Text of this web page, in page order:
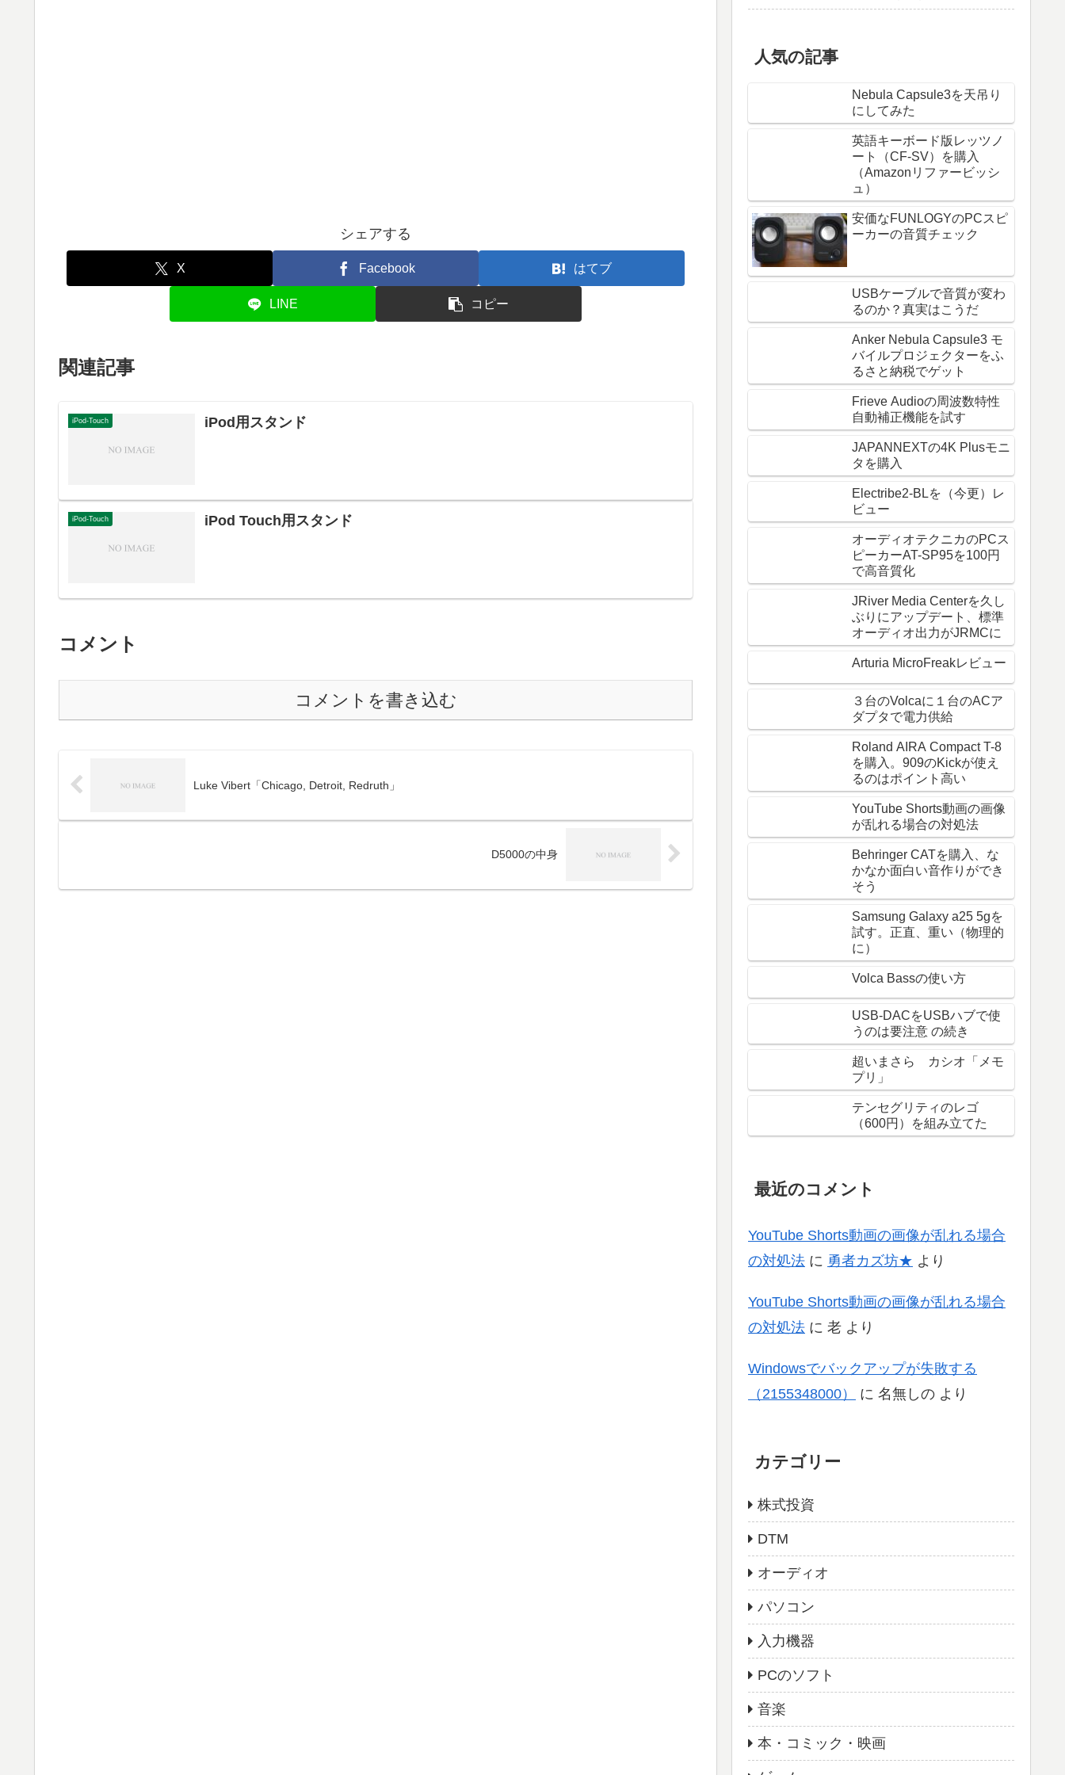
シェアする
X Facebook はてブ
LINE コピー
関連記事
iPod-Touch iPod用スタンド
iPod-Touch iPod Touch用スタンド
コメント
コメントを書き込む
Luke Vibert「Chicago, Detroit, Redruth」
D5000の中身
人気の記事
Nebula Capsule3を天吊り
にしてみた
英語キーボード版レッツノ
ート（CF-SV）を購入
（Amazonリファービッシ
ュ）
安価なFUNLOGYのPCスピ
ーカーの音質チェック
USBケーブルで音質が変わ
るのか？真実はこうだ
Anker Nebula Capsule3 モ
バイルプロジェクターをふ
るさと納税でゲット
Frieve Audioの周波数特性
自動補正機能を試す
JAPANNEXTの4K Plusモニ
タを購入
Electribe2-BLを（今更）レ
ビュー
オーディオテクニカのPCス
ピーカーAT-SP95を100円
で高音質化
JRiver Media Centerを久し
ぶりにアップデート、標準
オーディオ出力がJRMCに
Arturia MicroFreakレビュー
３台のVolcaに１台のACア
ダプタで電力供給
Roland AIRA Compact T-8
を購入。909のKickが使え
るのはポイント高い
YouTube Shorts動画の画像
が乱れる場合の対処法
Behringer CATを購入、な
かなか面白い音作りができ
そう
Samsung Galaxy a25 5gを
試す。正直、重い（物理的
に）
Volca Bassの使い方
USB-DACをUSBハブで使
うのは要注意 の続き
超いまさら カシオ「メモ
プリ」
テンセグリティのレゴ
（600円）を組み立てた
最近のコメント
YouTube Shorts動画の画像が乱れる場合
の対処法 に 勇者カズ坊★ より
YouTube Shorts動画の画像が乱れる場合
の対処法 に 老 より
Windowsでバックアップが失敗する
（2155348000）
に 名無しの より
カテゴリー
株式投資
DTM
オーディオ
パソコン
入力機器
PCのソフト
音楽
本・コミック・映画